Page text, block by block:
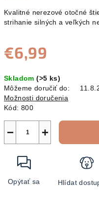
Kvalitné nerezové otočné
strihanie silných a veľkých
€6,99
cena:
Skladom(>5 ks)
Môžeme doručiť do:
Možnosti doručenia
Kód: 800
+
−
Opýtať sa Hlídat